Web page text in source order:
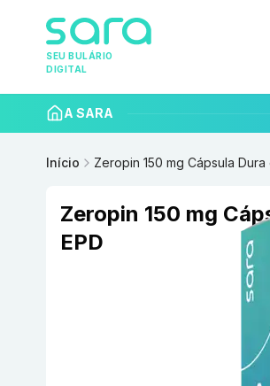
SEU BULÁRIO
DIGITAL
A SARA
Início Zeropin 150 mg Cápsula
Zeropin 150 mg
EPD